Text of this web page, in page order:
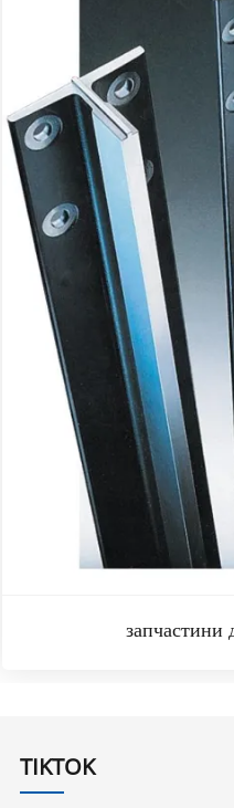
запчастини
TIKTOK